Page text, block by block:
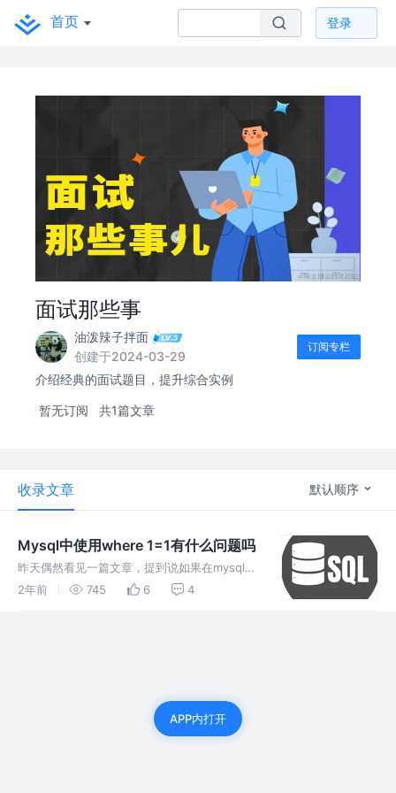
首页 登录
面试那些事
油泼辣子拌面
创建于2024-03-29
订阅专栏
介绍经典的面试题目，提升综合实例
暂无订阅 共1篇文章
收录文章 默认顺序
Mysql中使用where 1=1有什么问题吗
昨天偶然看见一篇文章，提到说如果在mysql查
询语句中，使用where 1=1会有性能问题! 这着
2年前 745 6 4
APP内打开